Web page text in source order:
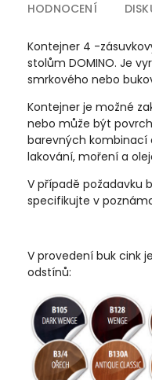
HODNOCENÍ
Kontejner 4 -
stolům DOMINO. Je
smrkového nebo
Kontejner je možné
nebo může být
barevných kombinací
lakování, moření a
V případě požadavku
specifikujte v
V provedení buk cink
odstínů: